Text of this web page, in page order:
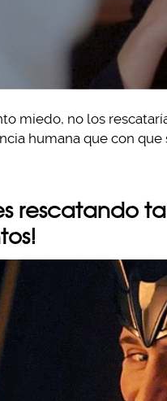
miedo, no los
humana que con que
rescatando